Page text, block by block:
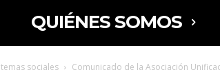
QUIÉNES SOMOS
temas sociales Comunicado de la Asociación